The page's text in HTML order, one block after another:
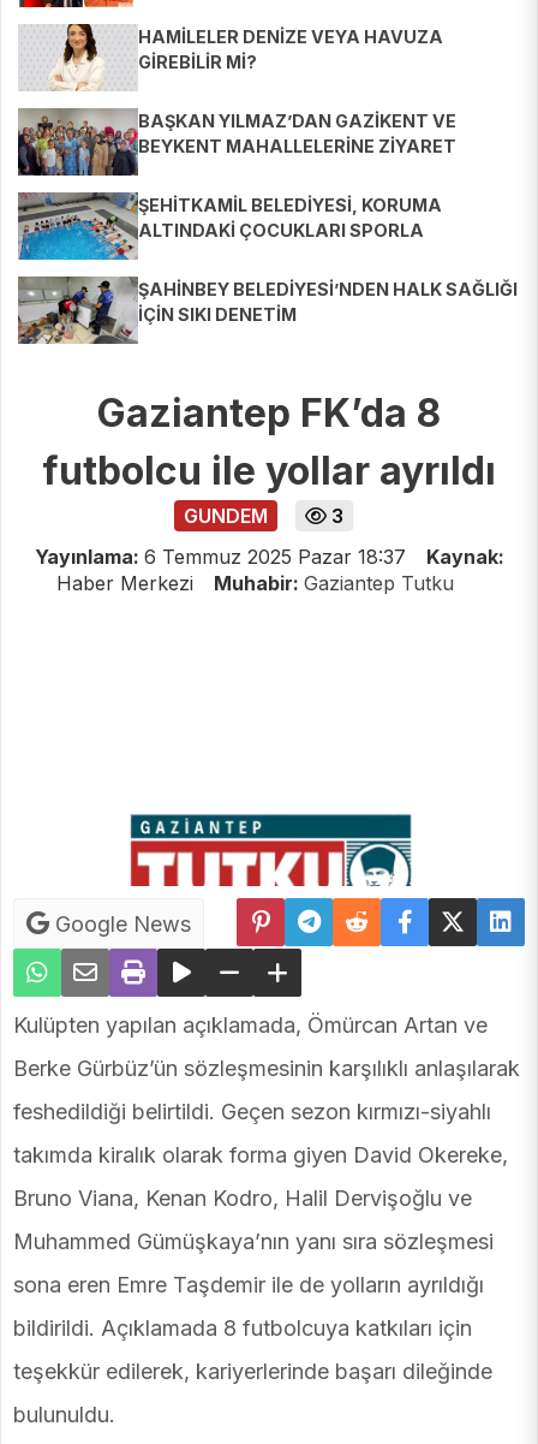
HAMİLELER DENİZE VEYA HAVUZA
GİREBİLİR Mİ?
BAŞKAN YILMAZ’DAN GAZİKENT VE
BEYKENT MAHALLELERİNE ZİYARET
ŞEHİTKAMİL BELEDİYESİ, KORUMA
ALTINDAKİ ÇOCUKLARI SPORLA
ŞAHİNBEY BELEDİYESİ’NDEN HALK SAĞLIĞI
İÇİN SIKI DENETİM
Gaziantep FK’da 8
futbolcu ile yollar ayrıldı
GUNDEM
3
Yayınlama: 6 Temmuz 2025 Pazar 18:37
Kaynak:
Haber Merkezi
Muhabir: Gaziantep Tutku
Google News
Kulüpten yapılan açıklamada, Ömürcan Artan ve
Berke Gürbüz’ün sözleşmesinin karşılıklı anlaşılarak
feshedildiği belirtildi. Geçen sezon kırmızı-siyahlı
takımda kiralık olarak forma giyen David Okereke,
Bruno Viana, Kenan Kodro, Halil Dervişoğlu ve
Muhammed Gümüşkaya’nın yanı sıra sözleşmesi
sona eren Emre Taşdemir ile de yolların ayrıldığı
bildirildi. Açıklamada 8 futbolcuya katkıları için
teşekkür edilerek, kariyerlerinde başarı dileğinde
bulunuldu.